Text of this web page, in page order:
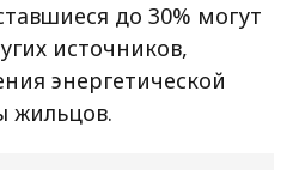
до 30% могут
источников,
энергетической
жильцов.